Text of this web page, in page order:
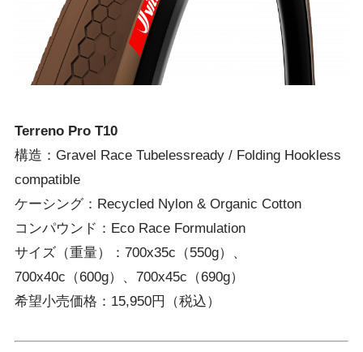
Terreno Pro T10
構造：Gravel Race Tubelessready / Folding Hookless
compatible
ケーシング：Recycled Nylon & Organic Cotton
コンパウンド：Eco Race Formulation
サイズ（重量）：700x35c（550g）、
700x40c（600g）、700x45c（690g）
希望小売価格：15,950円（税込）